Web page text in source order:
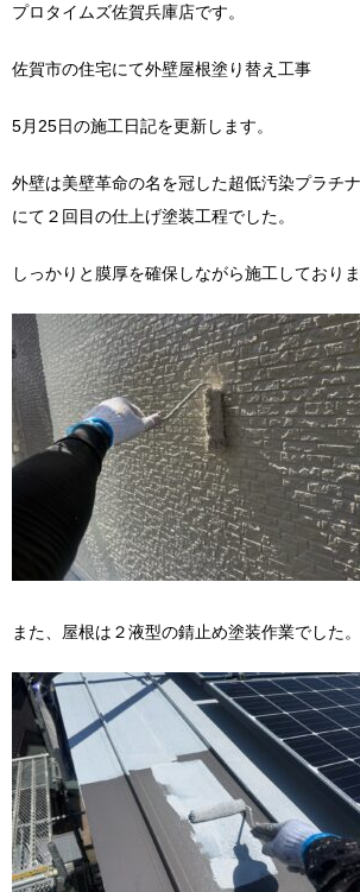
プロタイムズ佐賀兵庫店です。
佐賀市の住宅にて外壁屋根塗り替え工事
5月25日の施工日記を更新します。
外壁は美壁革命の名を冠した超低汚染プラチ
にて２回目の仕上げ塗装工程でした。
しっかりと膜厚を確保しながら施工しておりま
また、屋根は２液型の錆止め塗装作業でした。